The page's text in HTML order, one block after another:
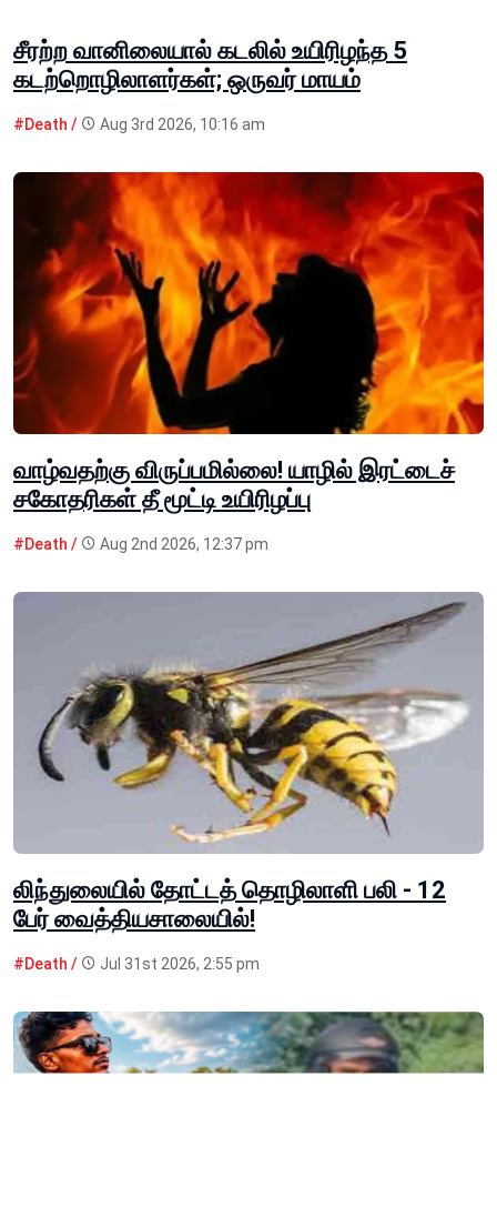
சீரற்ற வானிலையால் கடலில் உயிரிழந்த 5
கடற்றொழிலாளர்கள்; ஒருவர் மாயம்
#Death / Aug 3rd 2026, 10:16 am
வாழ்வதற்கு விருப்பமில்லை! யாழில் இரட்டைச்
சகோதரிகள் தீ மூட்டி உயிரிழப்பு
#Death / Aug 2nd 2026, 12:37 pm
லிந்துலையில் தோட்டத் தொழிலாளி பலி - 12
பேர் வைத்தியசாலையில்!
#Death / Jul 31st 2026, 2:55 pm